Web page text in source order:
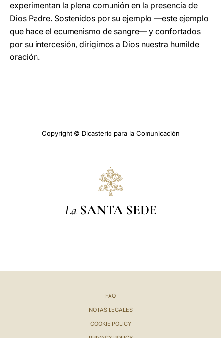
experimentan la plena comunión en la presencia de
Dios Padre. Sostenidos por su ejemplo —este ejemplo
que hace el ecumenismo de sangre— y confortados
por su intercesión, dirigimos a Dios nuestra humilde
oración.
Copyright © Dicasterio para la Comunicación
La SANTA SEDE
FAQ
NOTAS LEGALES
COOKIE POLICY